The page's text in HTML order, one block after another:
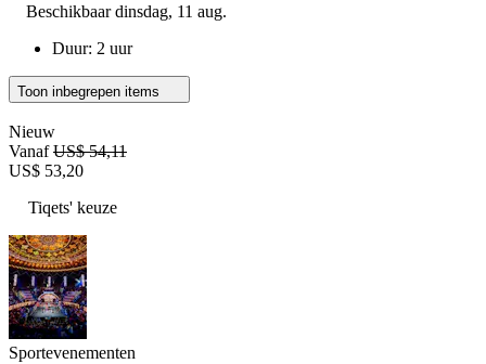
Beschikbaardinsdag, 11 aug.
Duur: 2 uur
Toon inbegrepen items
Nieuw
VanafUS$ 54,11
US$ 53,20
Tiqets' keuze
Sportevenementen